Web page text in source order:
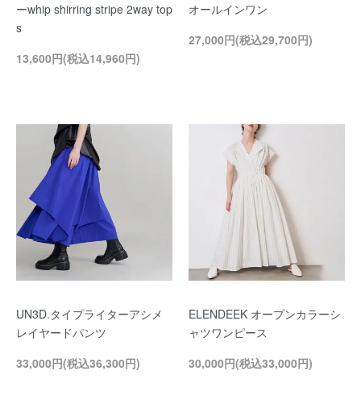
ーwhip shirring stripe 2way top
s
13,600円(税込14,960円)
オールインワン
27,000円(税込29,700円)
UN3D.タイプライターアシメ
レイヤードパンツ
33,000円(税込36,300円)
ELENDEEK オープンカラーシ
ャツワンピース
30,000円(税込33,000円)